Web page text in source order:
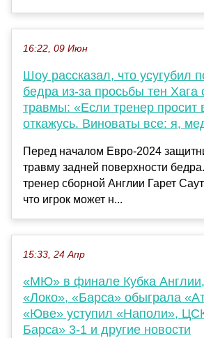
16:22, 09 Июн
Шоу рассказал, что усугубил
бедра из-за просьбы тен Хага
травмы: «Если тренер просит
откажусь. Виноваты все: я,
Перед началом Евро-2024
травму задней поверхности
тренер сборной Англии Гарет
что игрок может н...
15:33, 24 Апр
«МЮ» в финале Кубка
«Локо», «Барса» обыграла
«Юве» уступил «Наполи»,
Барса» 3-1 и другие новости